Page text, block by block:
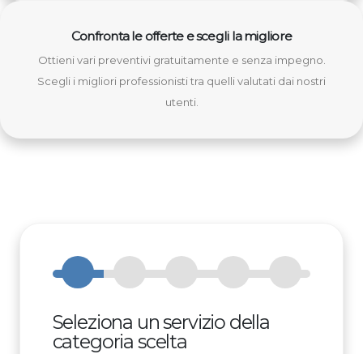
Confronta le offerte e scegli la migliore
Ottieni vari preventivi gratuitamente e senza impegno.
Scegli i migliori professionisti tra quelli valutati dai nostri
utenti.
Seleziona un servizio della
categoria scelta